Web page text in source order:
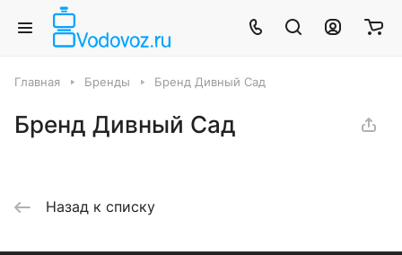
Главная Бренды Бренд Дивный Сад
Бренд Дивный Сад
Назад к списку